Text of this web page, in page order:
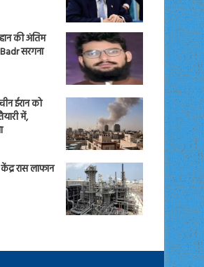
की अंतिम
सरगना
ईरान को
में,
रास लाफान